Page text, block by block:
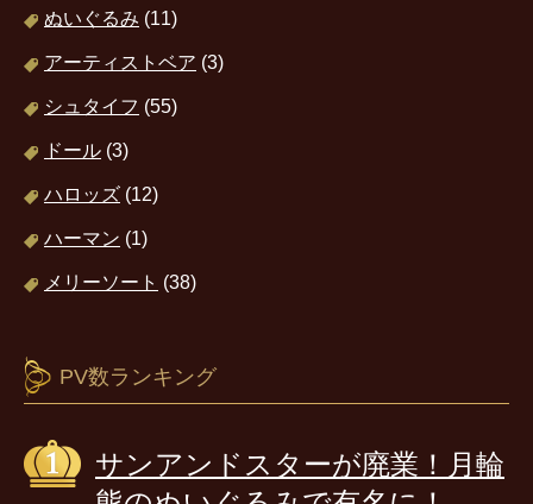
ぬいぐるみ (11)
アーティストベア (3)
シュタイフ (55)
ドール (3)
ハロッズ (12)
ハーマン (1)
メリーソート (38)
PV数ランキング
サンアンドスターが廃業！月輪